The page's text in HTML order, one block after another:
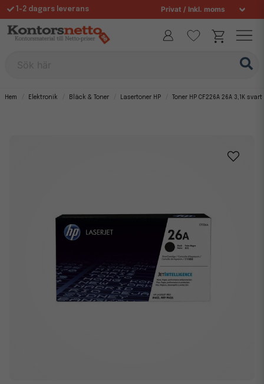
1-2 dagars leverans
Fri frakt över 995 kr
Hem Elektronik Bläck & Toner Lasertoner HP Toner HP CF226A 26A 3,1K svart